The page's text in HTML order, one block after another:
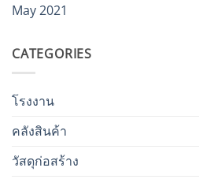
May 2021
CATEGORIES
โรงงาน
คลังสินค้า
วัสดุก่อสร้าง